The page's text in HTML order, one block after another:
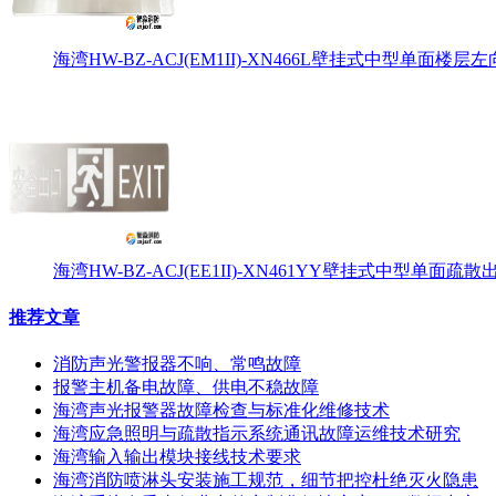
海湾HW-BZ-ACJ(EM1II)-XN466L壁挂式中型单面楼层左
海湾HW-BZ-ACJ(EE1II)-XN461YY壁挂式中型单面疏散
推荐文章
消防声光警报器不响、常鸣故障
报警主机备电故障、供电不稳故障
海湾声光报警器故障检查与标准化维修技术
海湾应急照明与疏散指示系统通讯故障运维技术研究
海湾输入输出模块接线技术要求
海湾消防喷淋头安装施工规范，细节把控杜绝灭火隐患